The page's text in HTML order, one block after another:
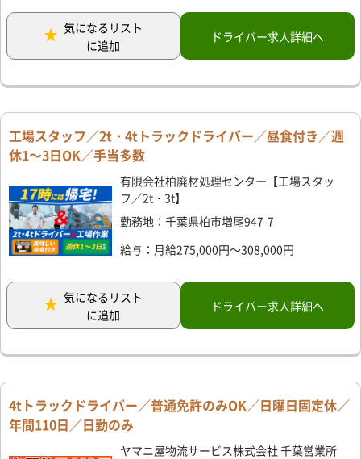
気になるリスト
に追加
ドライバー求人詳細へ
工場スタッフ／2t・4tトラックドライバー／昼食付き／週
休1～3日OK／手当多数
有限会社柏廃材処理センター【工場スタッ
フ／2t・3t】
勤務地：千葉県柏市増尾947-7
給与：月給275,000円～308,000円
気になるリスト
に追加
ドライバー求人詳細へ
4tトラックドライバー／普通免許のみOK／日曜日固定休／
年間110日／日勤のみ
ヤマニ屋物流サービス株式会社 千葉営業所